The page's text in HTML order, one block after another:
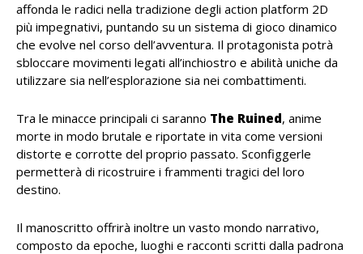
affonda le radici nella tradizione degli action platform 2D
più impegnativi, puntando su un sistema di gioco dinamico
che evolve nel corso dell’avventura. Il protagonista potrà
sbloccare movimenti legati all’inchiostro e abilità uniche da
utilizzare sia nell’esplorazione sia nei combattimenti.
Tra le minacce principali ci saranno The Ruined, anime
morte in modo brutale e riportate in vita come versioni
distorte e corrotte del proprio passato. Sconfiggerle
permetterà di ricostruire i frammenti tragici del loro
destino.
Il manoscritto offrirà inoltre un vasto mondo narrativo,
composto da epoche, luoghi e racconti scritti dalla padrona